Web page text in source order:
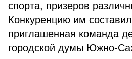
спорта, призеров
Конкуренцию им
приглашенная команда
городской думы Южно-